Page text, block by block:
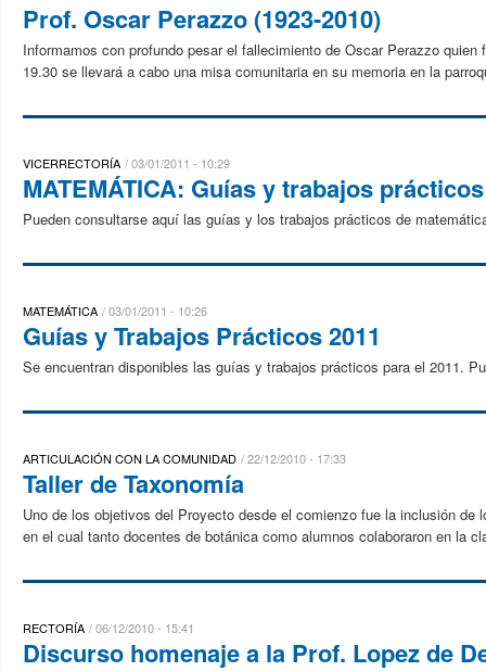
Prof. Oscar Perazzo (1923-2010)
Informamos con profundo pesar el fallecimiento de Oscar Perazzo
19.30 se llevará a cabo una misa comunitaria en su memoria en la
VICERRECTORÍA 03/01/2011 - 10:29
MATEMÁTICA: Guías y trabajos prácticos
Pueden consultarse aquí las guías y los trabajos prácticos de
MATEMÁTICA 03/01/2011 - 10:26
Guías y Trabajos Prácticos 2011
Se encuentran disponibles las guías y trabajos prácticos para el 2011.
ARTICULACIÓN CON LA COMUNIDAD 22/12/2010 - 17:33
Taller de Taxonomía
Uno de los objetivos del Proyecto desde el comienzo fue la inclusión
en el cual tanto docentes de botánica como alumnos colaboraron en la
RECTORÍA 06/12/2010 - 15:41
Discurso homenaje a la Prof. Lopez de